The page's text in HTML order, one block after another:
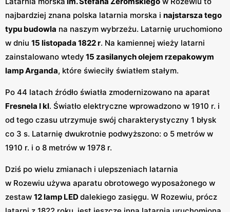
najbardziej znana polska latarnia morska i najstarsza tego
typu budowla na naszym wybrzeżu. Latarnię uruchomiono
w dniu 15 listopada 1822 r. Na kamiennej wieży latarni
zainstalowano wtedy 15 zasilanych olejem rzepakowym
lamp Arganda, które świeciły światłem stałym.
Po 44 latach źródło światła zmodernizowano na aparat
Fresnela I kl. Światło elektryczne wprowadzono w 1910 r. i
od tego czasu utrzymuje swój charakterystyczny 1 błysk
co 3 s. Latarnię dwukrotnie podwyższono: o 5 metrów w
1910 r. i o 8 metrów w 1978 r.
Dziś po wielu zmianach i ulepszeniach latarnia
w Rozewiu używa aparatu obrotowego wyposażonego w
zestaw 12 lamp LEDdalekiego zasięgu. W Rozewiu, prócz